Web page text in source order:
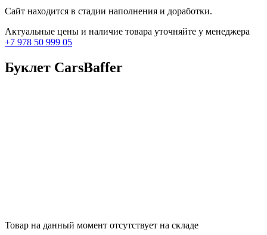
Сайт находится в стадии наполнения и доработки.
Актуальные цены и наличие товара уточняйте у менеджера
+7 978 50 999 05
Буклет CarsBaffer
Товар на данный момент отсутствует на складе